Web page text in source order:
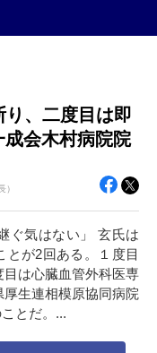
、二度目は即
会木村病院院
）
ぐ気はない」 玄氏は
とが2回ある。１度目
は心臓血管外科医専
生連相模原協同病院
とだ。...